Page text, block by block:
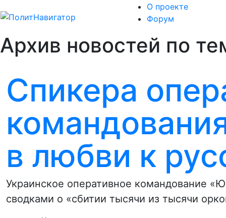
О проекте
Форум
Архив новостей по
Спикера
в любви к
Украинское оперативное командование
сводками о «сбитии тысячи из тысячи